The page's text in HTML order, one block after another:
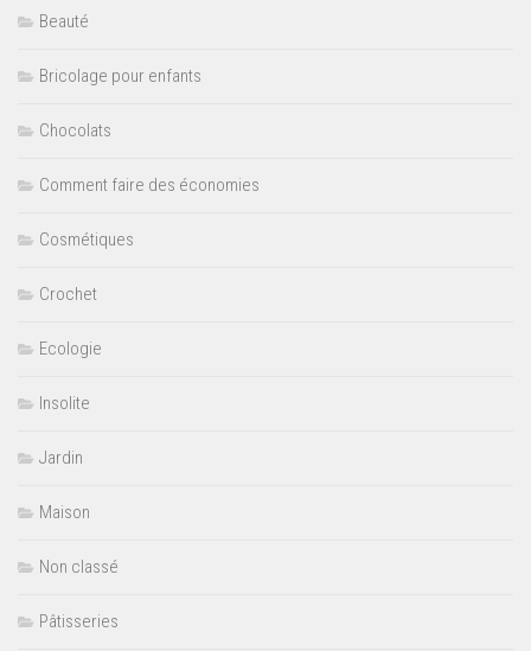
Beauté
Bricolage pour enfants
Chocolats
Comment faire des économies
Cosmétiques
Crochet
Ecologie
Insolite
Jardin
Maison
Non classé
Pâtisseries